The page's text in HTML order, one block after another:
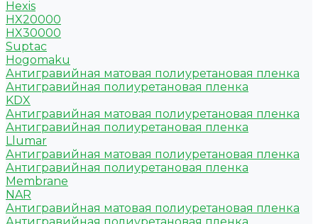
Hexis
HX20000
HX30000
Suptac
Hogomaku
Антигравийная матовая полиуретановая пленка
Антигравийная полиуретановая пленка
KDX
Антигравийная матовая полиуретановая пленка
Антигравийная полиуретановая пленка
Llumar
Антигравийная матовая полиуретановая пленка
Антигравийная полиуретановая пленка
Membrane
NAR
Антигравийная матовая полиуретановая пленка